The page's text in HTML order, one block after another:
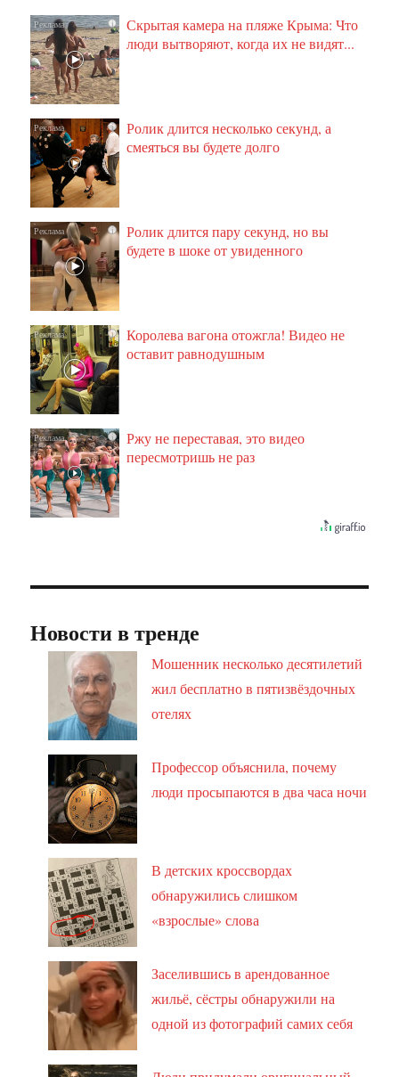
i
Скрытая камера на пляже Крыма: Что
люди вытворяют, когда их не видят...
i
Ролик длится несколько секунд, а
смеяться вы будете долго
i
Ролик длится пару секунд, но вы
будете в шоке от увиденного
i
Королева вагона отожгла! Видео не
оставит равнодушным
i
Ржу не переставая, это видео
пересмотришь не раз
Новости в тренде
Мошенник несколько десятилетий
жил бесплатно в пятизвёздочных
отелях
Профессор объяснила, почему
люди просыпаются в два часа ночи
В детских кроссвордах
обнаружились слишком
«взрослые» слова
Заселившись в арендованное
жильё, сёстры обнаружили на
одной из фотографий самих себя